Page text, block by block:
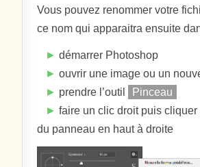
Vous pouvez renommer votre
ce nom qui apparaitra ensuite
► démarrer Photoshop
► ouvrir une image ou un
► prendre l’outil
Pinceau
► faire un clic droit puis cliquer
du panneau en haut à droite